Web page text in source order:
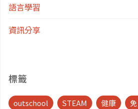
能
語言學習
資訊分享
標籤
outschool STEAM 健康